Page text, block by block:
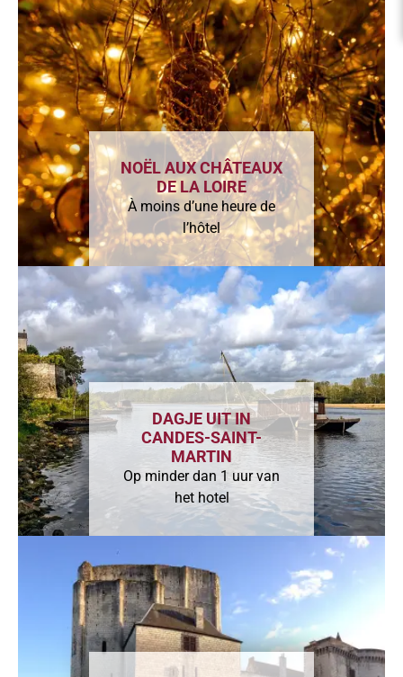
NOËL AUX CHÂTEAUX
DE LA LOIRE
À moins d’une heure de
l’hôtel
DAGJE UIT IN
CANDES-SAINT-
MARTIN
Op minder dan 1 uur van
het hotel